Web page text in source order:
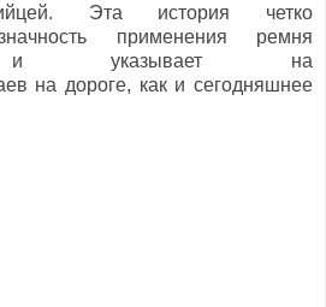
Эта история четко
применения ремня
и указывает на
на дороге, как и сегодняшнее